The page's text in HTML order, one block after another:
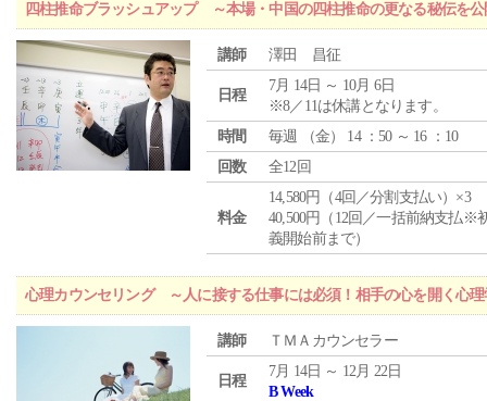
四柱推命ブラッシュアップ ～本場・中国の四柱推命の更なる秘伝を
講師 澤田 昌征
日程
7月 14日 ～ 10月 6日
※8／11は休講となります。
時間
毎週 （金） 14 ：50 ～ 16 ：10
回数
全12回
料金
14,580円（4回／分割支払い）×3
40,500円（12回／一括前納支払※
義開始前まで）
心理カウンセリング ～人に接する仕事には必須！相手の心を開く心理
講師 ＴＭＡカウンセラー
日程
7月 14日 ～ 12月 22日
B Week